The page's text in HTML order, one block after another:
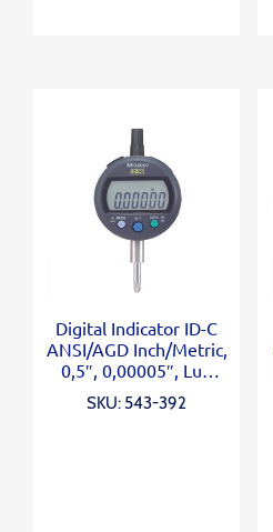
Digital Indicator ID-C
ANSI/AGD Inch/Metric,
0,5″, 0,00005″, Lug
Back
SKU: 543-392